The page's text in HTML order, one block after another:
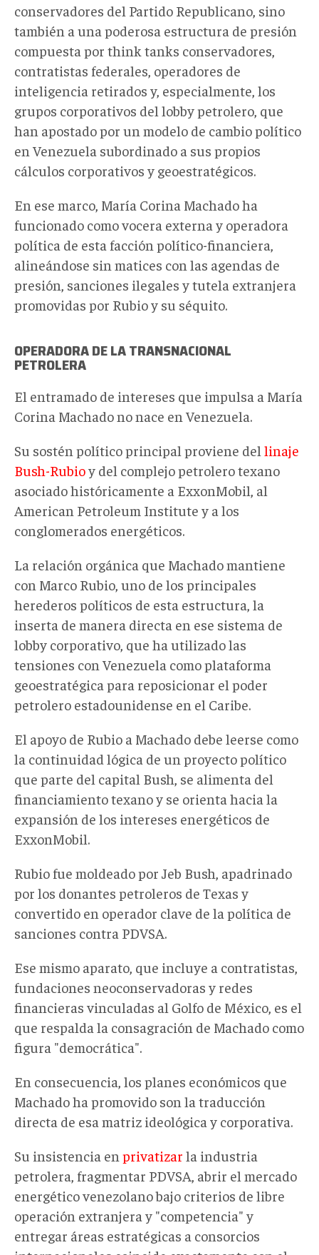
conservadores del Partido Republicano, sino
también a una poderosa estructura de presión
compuesta por think tanks conservadores,
contratistas federales, operadores de
inteligencia retirados y, especialmente, los
grupos corporativos del lobby petrolero que
han apostado por un modelo de cambio político
en Venezuela subordinado a sus propios
cálculos corporativos y geoestratégicos.
En ese marco, María Corina Machado ha
funcionado como vocera externa y operadora
política de esta facción político-financiera,
alineándose sin matices con las agendas de
presión, sanciones ilegales y tutela extranjera
promovidas por Rubio y su séquito.
OPERADORA DE LA TRANSNACIONAL
PETROLERA
El entramado de intereses que impulsa a María
Corina Machado no nace en Venezuela.
Su sostén político principal proviene del linaje
Bush-Rubioy del complejo petrolero texano
asociado históricamente a ExxonMobil, al
American Petroleum Institute y a los
conglomerados energéticos.
La relación orgánica que Machado mantiene
con Marco Rubio, uno de los principales
herederos políticos de esta estructura, la
inserta de manera directa en ese sistema de
lobby corporativo, que ha utilizado las
tensiones con Venezuela como plataforma
geoestratégica para reposicionar el poder
petrolero estadounidense en el Caribe.
El apoyo de Rubio a Machado debe leerse como
la continuidad lógica de un proyecto político
que parte del capital Bush, se alimenta del
financiamiento texano y se orienta hacia la
expansión de los intereses energéticos de
ExxonMobil.
Rubio fue moldeado por Jeb Bush, apadrinado
por los donantes petroleros de Texas y
convertido en operador clave de la política de
sanciones contra PDVSA.
Ese mismo aparato, que incluye a contratistas,
fundaciones neoconservadoras y redes
financieras vinculadas al Golfo de México, es el
que respalda la consagración de Machado como
figura "democrática".
En consecuencia, los planes económicos que
Machado ha promovido son la traducción
directa de esa matriz ideológica y corporativa.
Su insistencia en privatizar la industria
petrolera, fragmentar PDVSA, abrir el mercado
energético venezolano bajo criterios de libre
operación extranjera y "competencia" y
entregar áreas estratégicas a consorcios